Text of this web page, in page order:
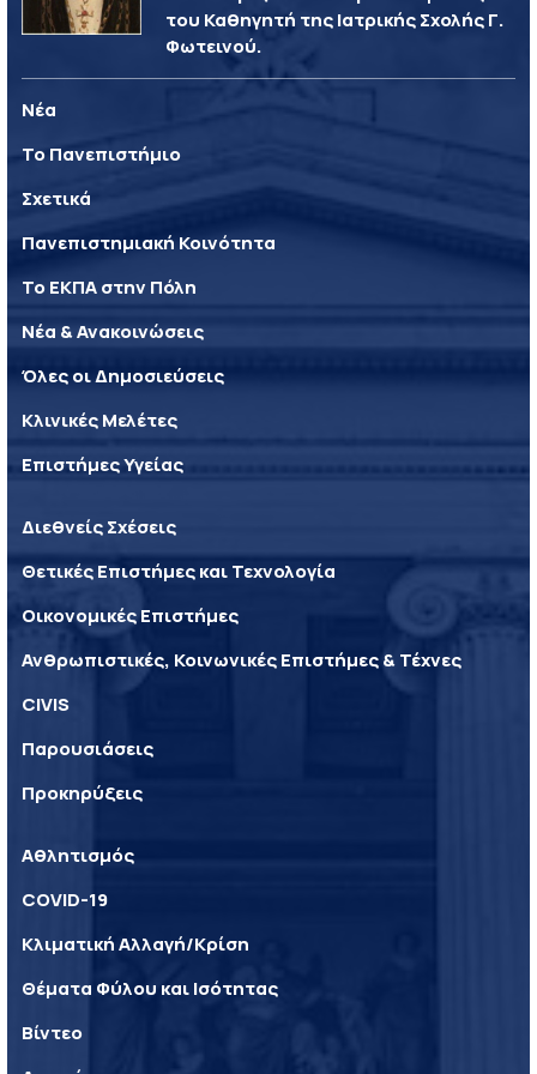
του Καθηγητή της Ιατρικής Σχολής Γ.
Φωτεινού.
Νέα
Το Πανεπιστήμιο
Σχετικά
Πανεπιστημιακή Κοινότητα
Το ΕΚΠΑ στην Πόλη
Νέα & Ανακοινώσεις
Όλες οι Δημοσιεύσεις
Κλινικές Μελέτες
Επιστήμες Υγείας
Διεθνείς Σχέσεις
Θετικές Επιστήμες και Τεχνολογία
Οικονομικές Επιστήμες
Ανθρωπιστικές, Κοινωνικές Επιστήμες & Τέχνες
CIVIS
Παρουσιάσεις
Προκηρύξεις
Αθλητισμός
COVID-19
Κλιματική Αλλαγή/Κρίση
Θέματα Φύλου και Ισότητας
Βίντεο